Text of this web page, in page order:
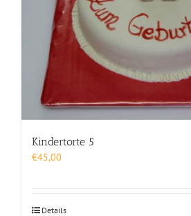
Kindertorte 5
€45,00
Details